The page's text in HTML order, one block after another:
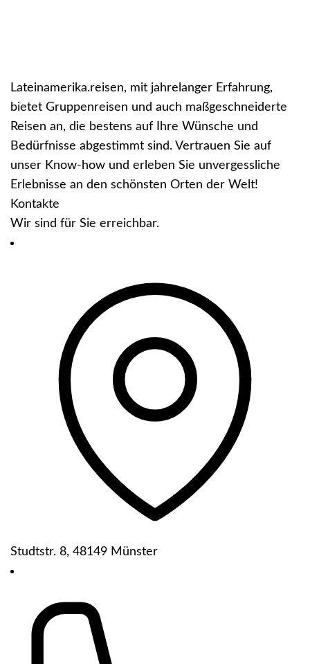
Lateinamerika.reisen, mit jahrelanger Erfahrung,
bietet Gruppenreisen und auch maßgeschneiderte
Reisen an, die bestens auf Ihre Wünsche und
Bedürfnisse abgestimmt sind. Vertrauen Sie auf
unser Know-how und erleben Sie unvergessliche
Erlebnisse an den schönsten Orten der Welt!
Kontakte
Wir sind für Sie erreichbar.
Studtstr. 8, 48149 Münster